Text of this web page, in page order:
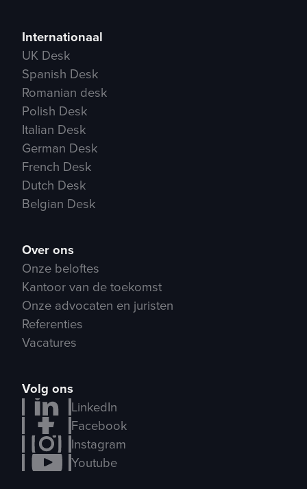
Internationaal
UK Desk
Spanish Desk
Romanian desk
Polish Desk
Italian Desk
German Desk
French Desk
Dutch Desk
Belgian Desk
Over ons
Onze beloftes
Kantoor van de toekomst
Onze advocaten en juristen
Referenties
Vacatures
Volg ons
LinkedIn
Facebook
Instagram
Youtube